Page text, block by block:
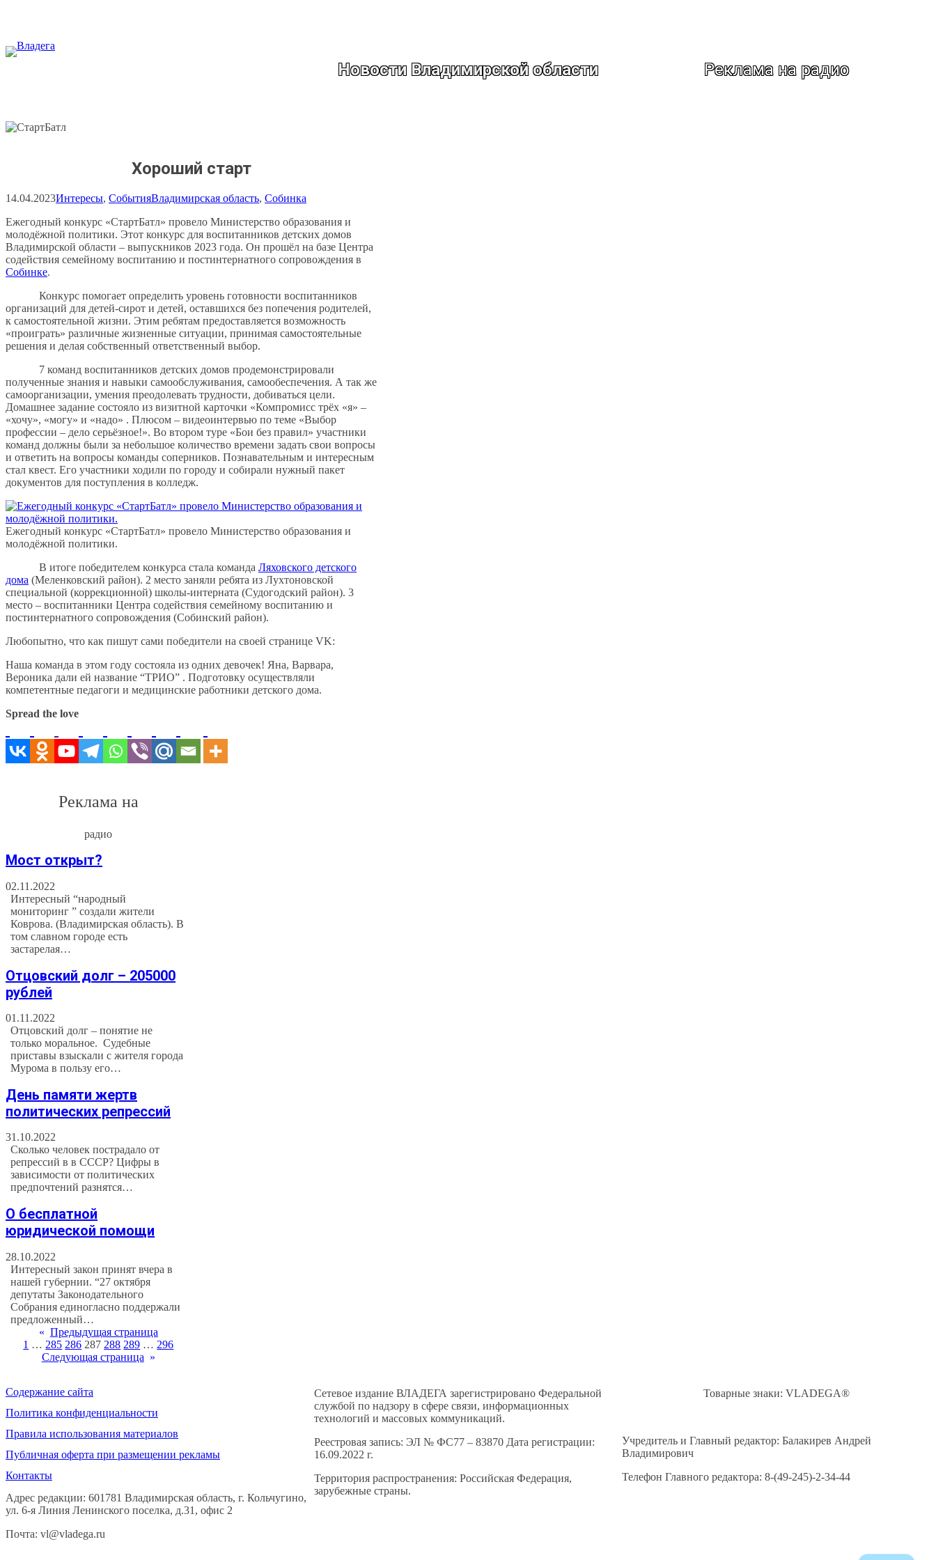
Новости Владимирской области Реклама на радио
Хороший старт
14.04.2023Интересы, СобытияВладимирская область, Собинка
Ежегодный конкурс «СтартБатл» провело Министерство образования и
молодёжной политики. Этот конкурс для воспитанников детских домов
Владимирской области – выпускников 2023 года. Он прошёл на базе Центра
содействия семейному воспитанию и постинтернатного сопровождения в
Собинке.
Конкурс помогает определить уровень готовности воспитанников
организаций для детей-сирот и детей, оставшихся без попечения родителей,
к самостоятельной жизни. Этим ребятам предоставляется возможность
«проиграть» различные жизненные ситуации, принимая самостоятельные
решения и делая собственный ответственный выбор.
7 команд воспитанников детских домов продемонстрировали
полученные знания и навыки самообслуживания, самообеспечения. А так же
самоорганизации, умения преодолевать трудности, добиваться цели.
Домашнее задание состояло из визитной карточки «Компромисс трёх «я» –
«хочу», «могу» и «надо» . Плюсом – видеоинтервью по теме «Выбор
профессии – дело серьёзное!». Во втором туре «Бои без правил» участники
команд должны были за небольшое количество времени задать свои вопросы
и ответить на вопросы команды соперников. Познавательным и интересным
стал квест. Его участники ходили по городу и собирали нужный пакет
документов для поступления в колледж.
Ежегодный конкурс «СтартБатл» провело Министерство образования и
молодёжной политики.
В итоге победителем конкурса стала команда Ляховского детского
дома (Меленковский район). 2 место заняли ребята из Лухтоновской
специальной (коррекционной) школы-интерната (Судогодский район). 3
место – воспитанники Центра содействия семейному воспитанию и
постинтернатного сопровождения (Собинский район).
Любопытно, что как пишут сами победители на своей странице VK:
Наша команда в этом году состояла из одних девочек! Яна, Варвара,
Вероника дали ей название “ТРИО” . Подготовку осуществляли
компетентные педагоги и медицинские работники детского дома.
Spread the love
Реклама на
радио
Мост открыт?
02.11.2022
Интересный “народный
мониторинг ” создали жители
Коврова. (Владимирская область). В
том славном городе есть
застарелая…
Отцовский долг – 205000
рублей
01.11.2022
Отцовский долг – понятие не
только моральное. Судебные
приставы взыскали с жителя города
Мурома в пользу его…
День памяти жертв
политических репрессий
31.10.2022
Сколько человек пострадало от
репрессий в в СССР? Цифры в
зависимости от политических
предпочтений разнятся…
О бесплатной
юридической помощи
28.10.2022
Интересный закон принят вчера в
нашей губернии. “27 октября
депутаты Законодательного
Собрания единогласно поддержали
предложенный…
« Предыдущая страница
1 … 285 286 287 288 289 … 296
Следующая страница »
Содержание сайта
Политика конфиденциальности
Правила использования материалов
Публичная оферта при размещении рекламы
Контакты
Адрес редакции: 601781 Владимирская область, г. Кольчугино,
ул. 6-я Линия Ленинского поселка, д.31, офис 2
Почта: vl@vladega.ru
Сетевое издание ВЛАДЕГА зарегистрировано Федеральной
службой по надзору в сфере связи, информационных
технологий и массовых коммуникаций.
Реестровая запись: ЭЛ № ФС77 – 83870 Дата регистрации:
16.09.2022 г.
Территория распространения: Российская Федерация,
зарубежные страны.
Товарные знаки: VLADEGA®
Учредитель и Главный редактор: Балакирев Андрей
Владимирович
Телефон Главного редактора: 8-(49-245)-2-34-44